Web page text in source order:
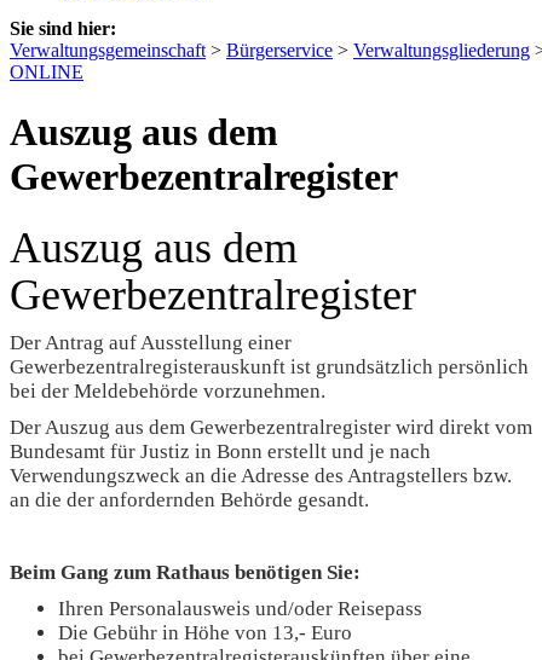
Sie sind hier:
Verwaltungsgemeinschaft > Bürgerservice > Verwaltungsgliederung
ONLINE
Auszug aus dem
Gewerbezentralregister
Auszug aus dem
Gewerbezentralregister
Der Antrag auf Ausstellung einer
Gewerbezentralregisterauskunft ist grundsätzlich persönlich
bei der Meldebehörde vorzunehmen.
Der Auszug aus dem Gewerbezentralregister wird direkt vom
Bundesamt für Justiz in Bonn erstellt und je nach
Verwendungszweck an die Adresse des Antragstellers bzw.
an die der anfordernden Behörde gesandt.
Beim Gang zum Rathaus benötigen Sie:
Ihren Personalausweis und/oder Reisepass
Die Gebühr in Höhe von 13,- Euro